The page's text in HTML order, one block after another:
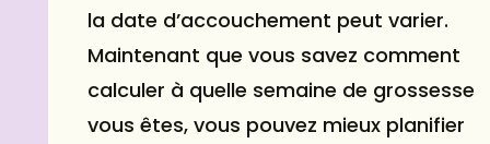
la date d’accouchement peut varier.
Maintenant que vous savez comment
calculer à quelle semaine de grossesse
vous êtes, vous pouvez mieux planifier